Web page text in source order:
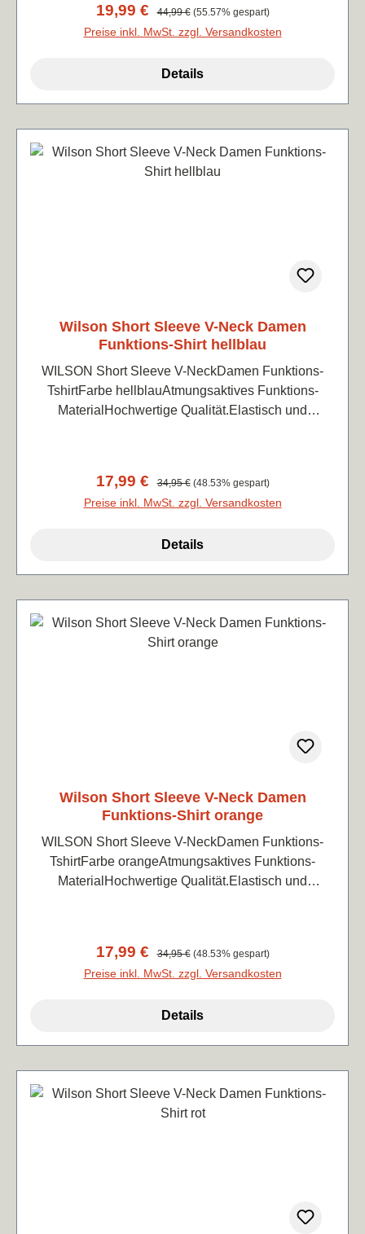
Verkaufspreis:
19,99 € Regulärer Preis:
44,99 € (55.57% gespart)
Preise inkl. MwSt. zzgl. Versandkosten
Details
Wilson Short Sleeve V-Neck Damen
Funktions-Shirt hellblau
WILSON Short Sleeve V-NeckDamen Funktions-
TshirtFarbe hellblauAtmungsaktives Funktions-
MaterialHochwertige Qualität.Elastisch und
Verkaufspreis:
17,99 € Regulärer Preis:
34,95 € (48.53% gespart)
Preise inkl. MwSt. zzgl. Versandkosten
Details
Wilson Short Sleeve V-Neck Damen
Funktions-Shirt orange
WILSON Short Sleeve V-NeckDamen Funktions-
TshirtFarbe orangeAtmungsaktives Funktions-
MaterialHochwertige Qualität.Elastisch und
Verkaufspreis:
17,99 € Regulärer Preis:
34,95 € (48.53% gespart)
Preise inkl. MwSt. zzgl. Versandkosten
Details